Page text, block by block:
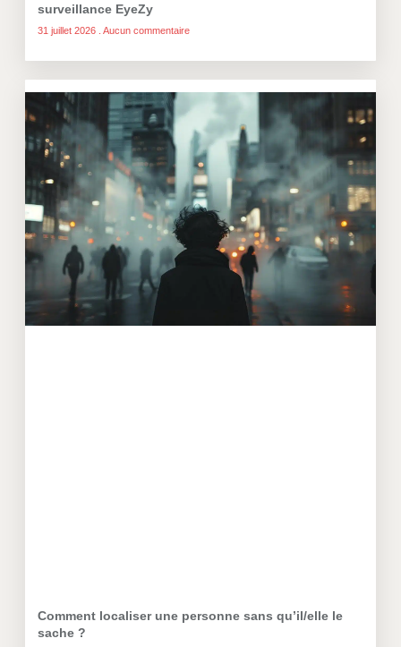
surveillance EyeZy
31 juillet 2026 Aucun commentaire
Comment localiser une personne sans qu’il/elle le
sache ?